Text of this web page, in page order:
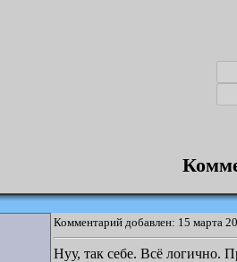
Комментарий добавлен: 15 марта
Нуу, так себе. Всё логично.